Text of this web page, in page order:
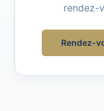
rendez-
Rendez-